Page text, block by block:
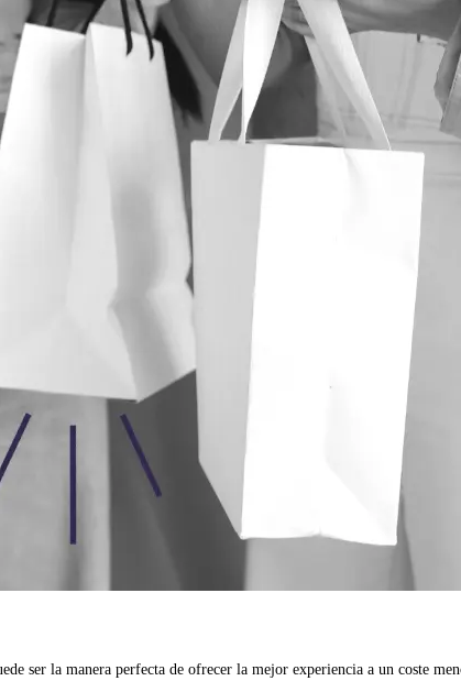
ser la manera perfecta de ofrecer la mejor experiencia a un coste